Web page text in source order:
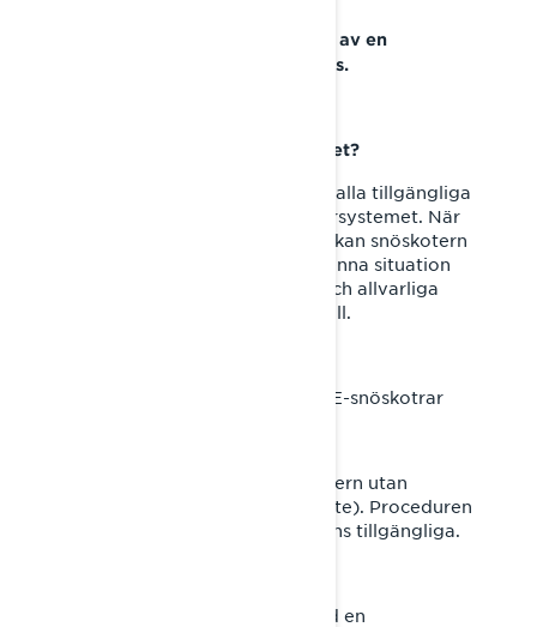
Enligt våra register är du ägare av en
snöskoter som eventuellt berörs.
Vad är det potentiella problemet?
Gasvajern kan vara för kort för alla tillgängliga
ergonomiska justeringar av styrsystemet. När
styret är helt svängt åt vänster kan snöskotern
börja accelerera av sig själv. Denna situation
kan orsaka förlust av kontroll och allvarliga
skador eller till och med dödsfall.
Visa MY25 Lynx Commander RE-snöskotrar
BRP kommer att ersätta gasvajern utan
kostnad för dig (delar och arbete). Proceduren
bör ta cirka en timme. Delar finns tillgängliga.
Boka omedelbart ett möte med en